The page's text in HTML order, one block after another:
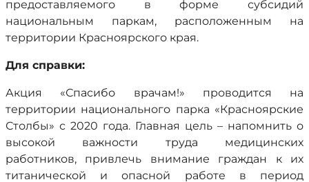
предоставляемого в форме субсидий
национальным паркам, расположенным на
территории Красноярского края.
Для справки:
Акция «Спасибо врачам!» проводится на
территории национального парка «Красноярские
Столбы» с 2020 года. Главная цель – напомнить о
высокой важности труда медицинских
работников, привлечь внимание граждан к их
титанической и опасной работе в период